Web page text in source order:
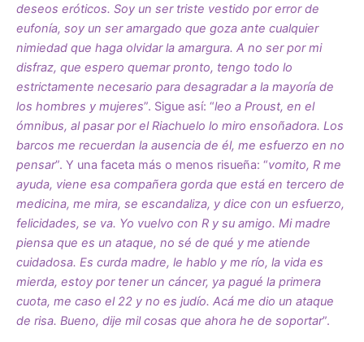
deseos eróticos. Soy un ser triste vestido por error de
eufonía, soy un ser amargado que goza ante cualquier
nimiedad que haga olvidar la amargura. A no ser por mi
disfraz, que espero quemar pronto, tengo todo lo
estrictamente necesario para desagradar a la mayoría de
los hombres y mujeres”. Sigue así: “leo a Proust, en el
ómnibus, al pasar por el Riachuelo lo miro ensoñadora. Los
barcos me recuerdan la ausencia de él, me esfuerzo en no
pensar”. Y una faceta más o menos risueña: “vomito, R me
ayuda, viene esa compañera gorda que está en tercero de
medicina, me mira, se escandaliza, y dice con un esfuerzo,
felicidades, se va. Yo vuelvo con R y su amigo. Mi madre
piensa que es un ataque, no sé de qué y me atiende
cuidadosa. Es curda madre, le hablo y me río, la vida es
mierda, estoy por tener un cáncer, ya pagué la primera
cuota, me caso el 22 y no es judío. Acá me dio un ataque
de risa. Bueno, dije mil cosas que ahora he de soportar”.